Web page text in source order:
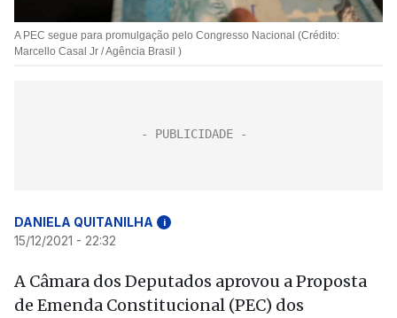
A PEC segue para promulgação pelo Congresso Nacional (Crédito:
Marcello Casal Jr / Agência Brasil )
DANIELA QUITANILHA i
15/12/2021 - 22:32
A Câmara dos Deputados aprovou a Proposta
de Emenda Constitucional (PEC) dos